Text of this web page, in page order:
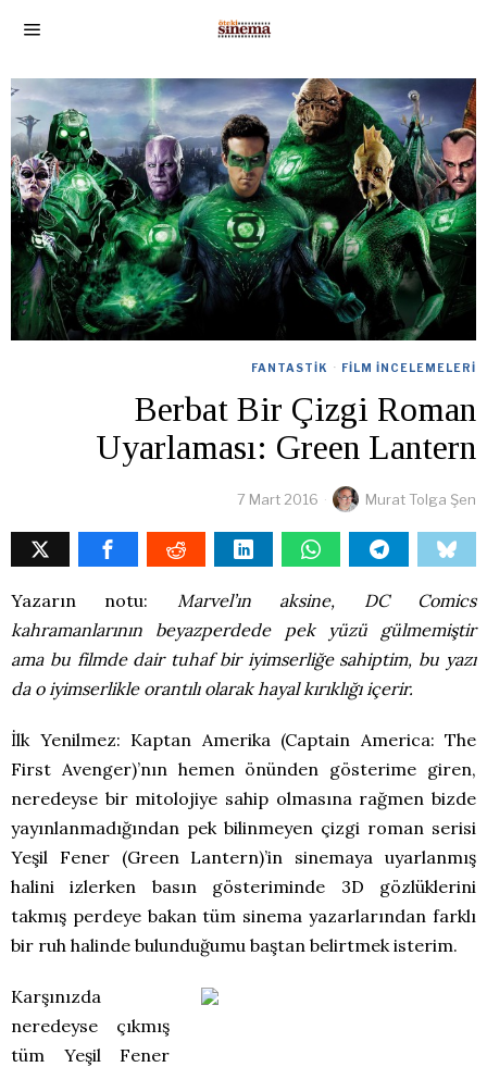
FANTASTIK · FILM İNCELEMELERI
Berbat Bir Çizgi Roman
Uyarlaması: Green Lantern
7 Mart 2016 Murat Tolga Şen
Yazarın notu:
Marvel’ın aksine, DC Comics
kahramanlarının beyazperdede pek yüzü gülmemiştir
ama bu filmde dair tuhaf bir iyimserliğe sahiptim, bu yazı
da o iyimserlikle orantılı olarak hayal kırıklığı içerir.
İlk Yenilmez: Kaptan Amerika (Captain America: The
First Avenger)’nın hemen önünden gösterime giren,
neredeyse bir mitolojiye sahip olmasına rağmen bizde
yayınlanmadığından pek bilinmeyen çizgi roman serisi
Yeşil Fener (Green Lantern)’in sinemaya uyarlanmış
halini izlerken basın gösteriminde 3D gözlüklerini
takmış perdeye bakan tüm sinema yazarlarından farklı
bir ruh halinde bulunduğumu baştan belirtmek isterim.
Karşınızda
neredeyse çıkmış
tüm Yeşil Fener